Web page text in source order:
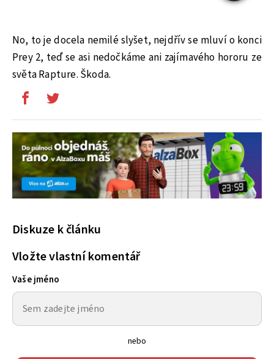
No, to je docela nemilé slyšet, nejdřív se mluví o konci
Prey 2, teď se asi nedočkáme ani zajímavého hororu ze
světa Rapture. Škoda.
Diskuze k článku
Vložte vlastní komentář
Vaše jméno
nebo